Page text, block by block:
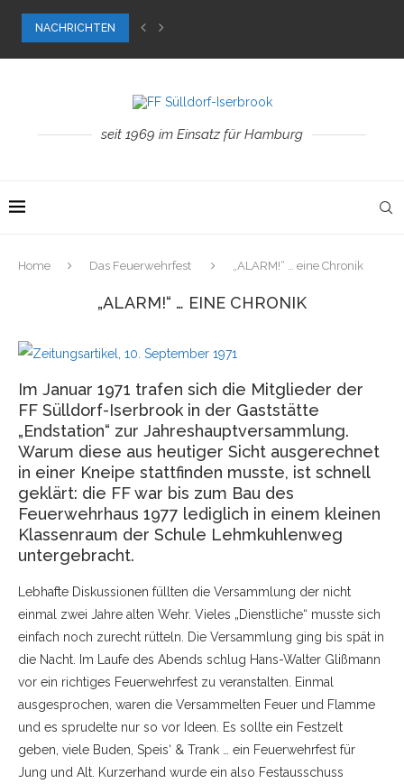
NACHRICHTEN
Wir fahren nach Finnland!
seit 1969 im Einsatz für Hamburg
Home Das Feuerwehrfest „ALARM!“ … eine Chronik
„ALARM!“ … EINE CHRONIK
Im Januar 1971 trafen sich die Mitglieder der
FF Sülldorf-Iserbrook in der Gaststätte
„Endstation“ zur Jahreshauptversammlung.
Warum diese aus heutiger Sicht ausgerechnet
in einer Kneipe stattfinden musste, ist schnell
geklärt: die FF war bis zum Bau des
Feuerwehrhaus 1977 lediglich in einem kleinen
Klassenraum der Schule Lehmkuhlenweg
untergebracht.
Lebhafte Diskussionen füllten die Versammlung der nicht
einmal zwei Jahre alten Wehr. Vieles „Dienstliche“ musste sich
einfach noch zurecht rütteln. Die Versammlung ging bis spät in
die Nacht. Im Laufe des Abends schlug Hans-Walter Glißmann
vor ein richtiges Feuerwehrfest zu veranstalten. Einmal
ausgesprochen, waren die Versammelten Feuer und Flamme
und es sprudelte nur so vor Ideen. Es sollte ein Festzelt
geben, viele Buden, Speis‘ & Trank … ein Feuerwehrfest für
Jung und Alt. Kurzerhand wurde ein also Festausschuss